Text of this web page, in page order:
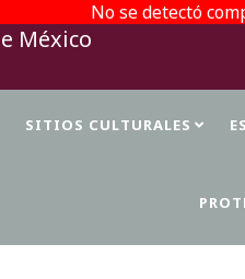
No se detectó
SITIOS CULTURALES